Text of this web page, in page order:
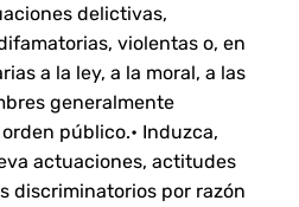
delictivas,
violentas o, en
a la ley, a la moral, a las
generalmente
público.• Induzca,
actuaciones, actitudes
discriminatorios por razón